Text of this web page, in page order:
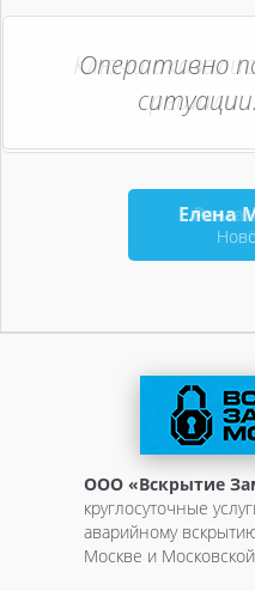
Оперативно
Елена
ООО «Вскрытие
круглосуточные
аварийному
Москве и